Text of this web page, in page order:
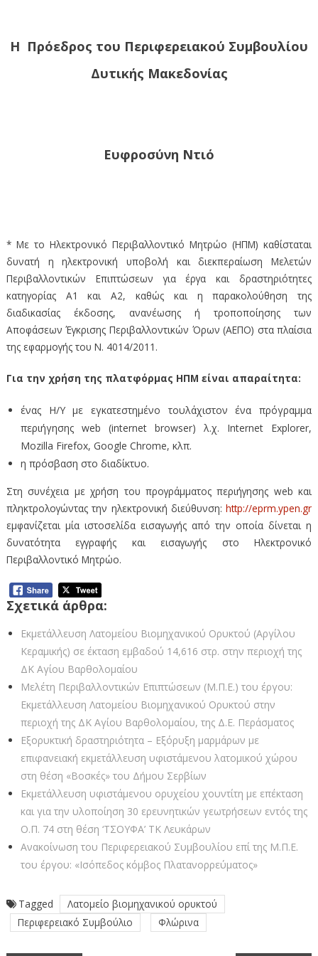
Η Πρόεδρος του Περιφερειακού Συμβουλίου
Δυτικής Μακεδονίας
Ευφροσύνη Ντιό
* Με το Ηλεκτρονικό Περιβαλλοντικό Μητρώο (ΗΠΜ) καθίσταται
δυνατή η ηλεκτρονική υποβολή και διεκπεραίωση Μελετών
Περιβαλλοντικών Επιπτώσεων για έργα και δραστηριότητες
κατηγορίας Α1 και Α2, καθώς και η παρακολούθηση της
διαδικασίας έκδοσης, ανανέωσης ή τροποποίησης των
Αποφάσεων Έγκρισης Περιβαλλοντικών Όρων (ΑΕΠΟ) στα πλαίσια
της εφαρμογής του Ν. 4014/2011.
Για την χρήση της πλατφόρμας ΗΠΜ είναι απαραίτητα:
ένας Η/Υ με εγκατεστημένο τουλάχιστον ένα πρόγραμμα
περιήγησης web (internet browser) λ.χ. Internet Explorer,
Mozilla Firefox, Google Chrome, κλπ.
η πρόσβαση στο διαδίκτυο.
Στη συνέχεια με χρήση του προγράμματος περιήγησης web και
πληκτρολογώντας την ηλεκτρονική διεύθυνση:http://eprm.ypen.gr
εμφανίζεται μία ιστοσελίδα εισαγωγής από την οποία δίνεται η
δυνατότητα εγγραφής και εισαγωγής στο Ηλεκτρονικό
Περιβαλλοντικό Μητρώο.
Σχετικά άρθρα:
Εκμετάλλευση Λατομείου Βιομηχανικού Ορυκτού (Αργίλου
Κεραμικής) σε έκταση εμβαδού 14,616 στρ. στην περιοχή της
ΔΚ Αγίου Βαρθολομαίου
Μελέτη Περιβαλλοντικών Επιπτώσεων (Μ.Π.Ε.) του έργου:
Εκμετάλλευση Λατομείου Βιομηχανικού Ορυκτού στην
περιοχή της ΔΚ Αγίου Βαρθολομαίου, της Δ.Ε. Περάσματος
Εξορυκτική δραστηριότητα – Εξόρυξη μαρμάρων με
επιφανειακή εκμετάλλευση υφιστάμενου λατομικού χώρου
στη θέση «Βοσκές» του Δήμου Σερβίων
Εκμετάλλευση υφιστάμενου ορυχείου χουντίτη με επέκταση
και για την υλοποίηση 30 ερευνητικών γεωτρήσεων εντός της
Ο.Π. 74 στη θέση ‘ΤΣΟΥΦΑ’ ΤΚ Λευκάρων
Ανακοίνωση του Περιφερειακού Συμβουλίου επί της Μ.Π.Ε.
του έργου: «Ισόπεδος κόμβος Πλατανορρεύματος»
Tagged
Λατομείο βιομηχανικού ορυκτού
Περιφερειακό Συμβούλιο
Φλώρινα